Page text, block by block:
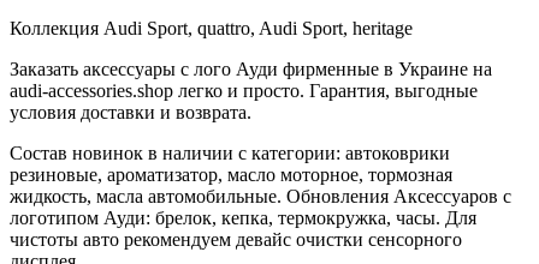
Коллекция Audi Sport, quattro, Audi Sport, heritage
Заказать аксессуары с лого Ауди фирменные в Украине на
audi-accessories.shop легко и просто. Гарантия, выгодные
условия доставки и возврата.
Состав новинок в наличии с категории: автоковрики
резиновые, ароматизатор, масло моторное, тормозная
жидкость, масла автомобильные. Обновления Аксессуаров с
логотипом Ауди: брелок, кепка, термокружка, часы. Для
чистоты авто рекомендуем девайс очистки сенсорного